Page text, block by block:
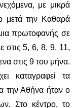
με μικρά
μετά την Καθαρά
πρωτοφανής σε
στις 5, 6, 8, 9, 11,
στις 9 του μήνα.
καταγραφεί τα
την Αθήνα ήταν ο
Στο κέντρο, το